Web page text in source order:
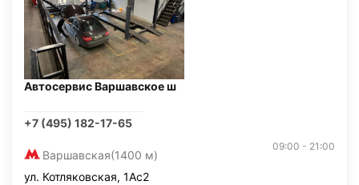
Автосервис Варшавское ш
+7 (495) 182-17-65
Варшавская(1400 м)
09:00 - 21:00
ул. Котляковская, 1Ас2